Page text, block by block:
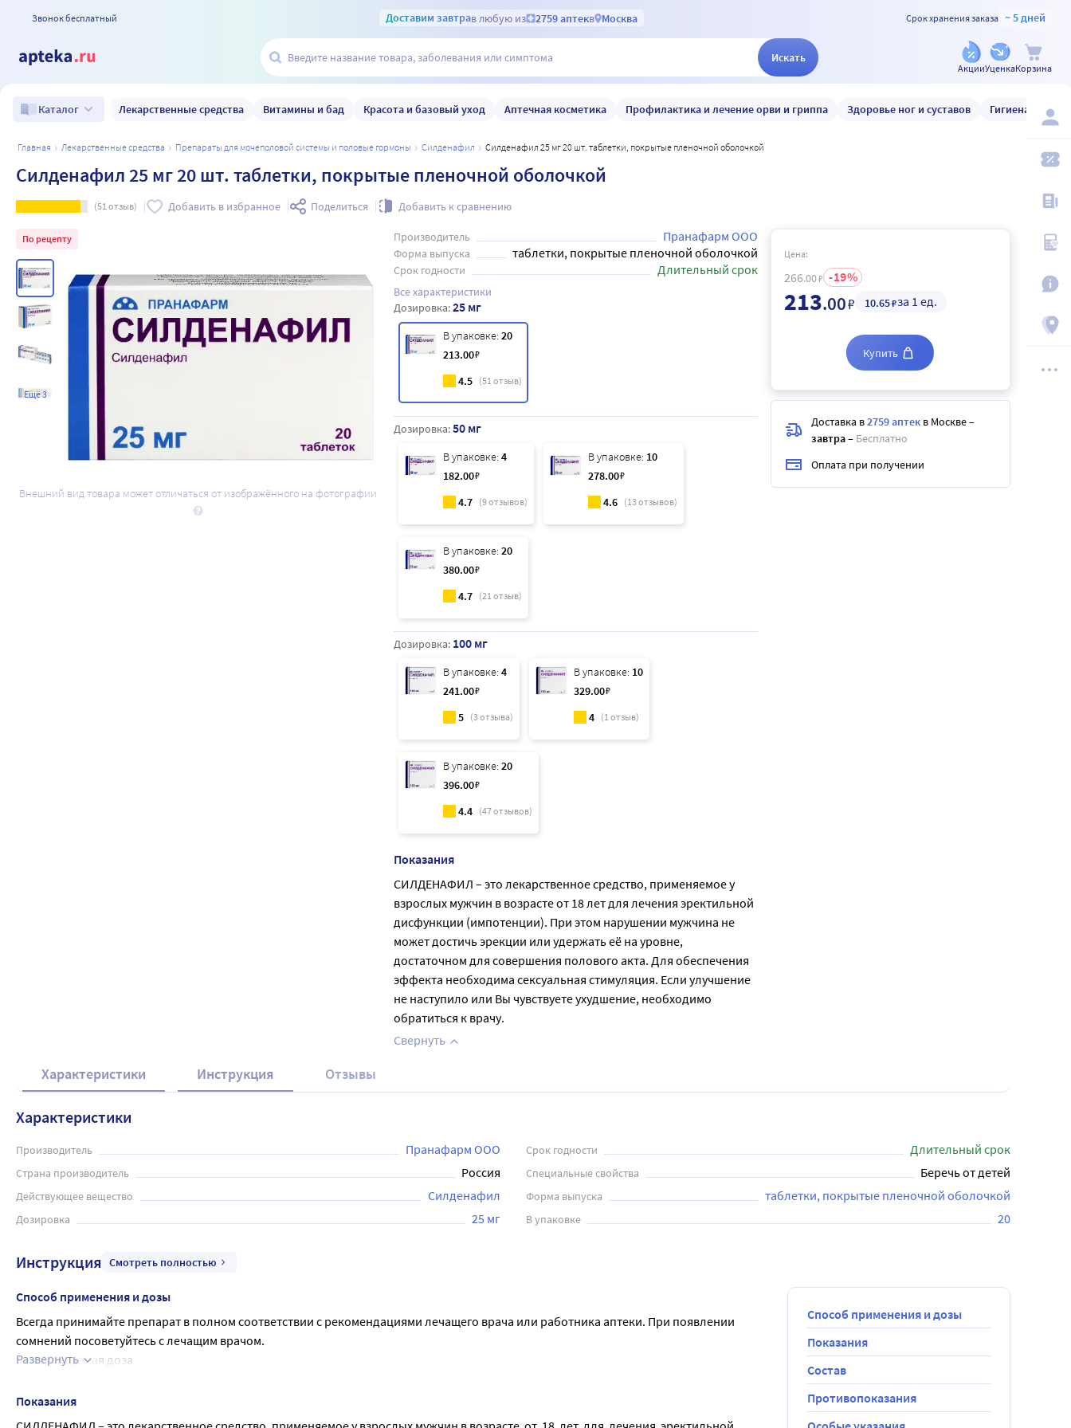
Звонок бесплатный Доставим завтрав любую из 2759 аптекв Москва Срок хранения заказа ~ 5 дней
Искать
АкцииУценкаКорзина
Каталог Лекарственные средства Витамины и бад Красота и базовый уход Аптечная косметика Профилактика и лечение орви и гриппа Здоровье ног и суставов Гигиена и уход
главная лекарственные средства препараты для мочеполовой системы и половые гормоны силденафил Силденафил 25 мг 20 шт. таблетки, покрытые пленочной оболочкой
Силденафил 25 мг 20 шт. таблетки, покрытые пленочной оболочкой
(51отзыв) Добавить в избранное Поделиться Добавить к сравнению
По рецепту
Ещё 3
Внешний вид товара может отличаться от изображённого на фотографии
Производитель Пранафарм ООО
Форма выпуска таблетки, покрытые пленочной оболочкой
Срок годности Длительный срок
Все характеристики
Дозировка:25 мг
В упаковке: 20
213.00₽
4.5 (51отзыв)
Дозировка:50 мг
В упаковке: 4
182.00₽
4.7 (9отзывов)
В упаковке: 10
278.00₽
4.6 (13отзывов)
В упаковке: 20
380.00₽
4.7 (21отзыв)
Дозировка: 100 мг
В упаковке: 4
241.00₽
5 (3отзыва)
В упаковке: 10
329.00₽
4 (1отзыв)
В упаковке: 20
396.00₽
4.4 (47отзывов)
Показания
СИЛДЕНАФИЛ – это лекарственное средство, применяемое у
взрослых мужчин в возрасте от 18 лет для лечения эректильной
дисфункции (импотенции). При этом нарушении мужчина не
может достичь эрекции или удержать её на уровне,
достаточном для совершения полового акта. Для обеспечения
эффекта необходима сексуальная стимуляция. Если улучшение
не наступило или Вы чувствуете ухудшение, необходимо
обратиться к врачу.
Свернуть
Цена:
266.00₽ 19
213.00₽ 10.65₽за 1 ед.
Купить
Доставка в2759 аптек в Москве–
завтра– Бесплатно
Оплата при получении
Характеристики Инструкция Отзывы
Характеристики
Производитель Пранафарм ООО Срок годности Длительный срок
Страна производитель Россия Специальные свойства Беречь от детей
Действующее вещество Силденафил Форма выпуска таблетки, покрытые пленочной оболочкой
Дозировка 25 мг В упаковке 20
Инструкция Смотреть полностью
Способ применения и дозы
Всегда принимайте препарат в полном соответствии с рекомендациями лечащего врача или работника аптеки. При появлении
сомнений посоветуйтесь с лечащим врачом.
Рекомендуемая доза
чаще 1 раза в день.
СИЛДЕНАФИЛ поможет Вам достичь эрекции только при сексуальной стимуляции. Время, необходимое для начала действия препарата
Развернуть
Показания
Способ применения и дозы
Показания
Состав
Противопоказания